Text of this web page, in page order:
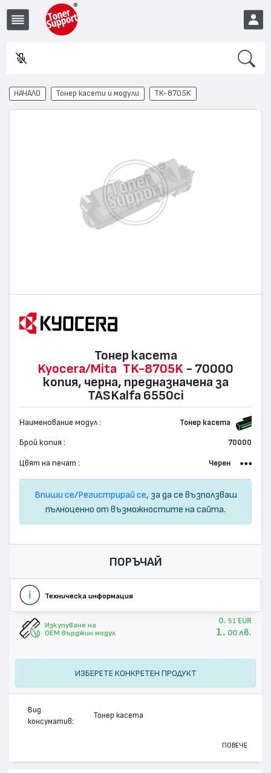
EUR
НАЧАЛО Тонер касети и модули TK-8705K
Тонер касета
Kyocera/Mita TK-8705K - 70000
копия, черна, предназначена за
TASKalfa 6550ci
Наименование модул : Тонер касета
Брой копия : 70000
Цвят на печат : Черен
Впиши се/Регистрирай се, за да се възползваш
пълноценно от възможностите на сайта.
ПОРЪЧАЙ
Техническа информация
Изкупуване на
OEM върджин модул
0. 51 EUR
1. 00 лв.
ИЗБЕРЕТЕ КОНКРЕТЕН ПРОДУКТ
Вид
консуматив:
Тонер касета
ПОВЕЧЕ